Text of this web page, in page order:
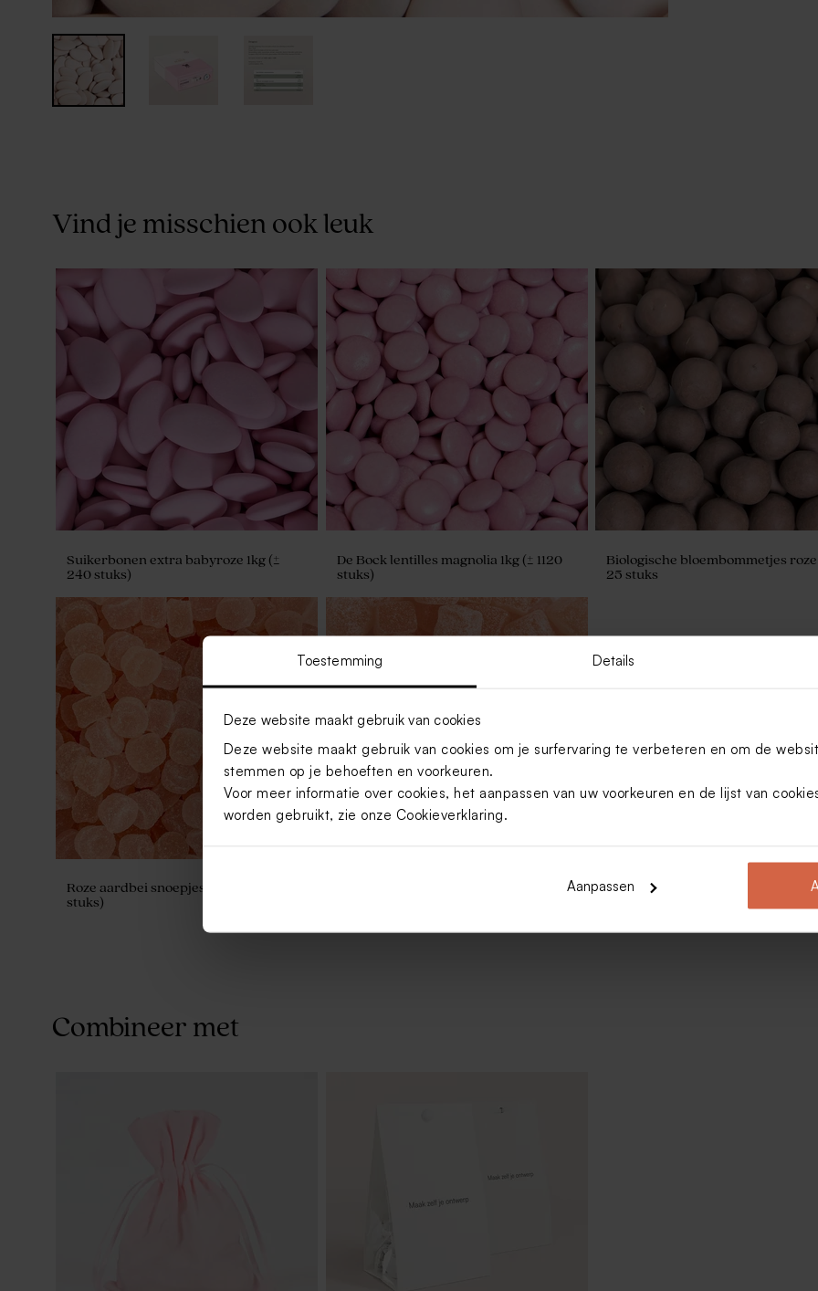
Toestemming Details
Deze website maakt gebruik van cookies
Deze website maakt gebruik van cookies om je surfervaring te verbeteren en om de
stemmen op je behoeften en voorkeuren.
Voor meer informatie over cookies, het aanpassen van uw voorkeuren en de lijst van
worden gebruikt, zie onze Cookieverklaring.
Aanpassen
Vind je misschien ook leuk
Suikerbonen extra babyroze 1kg (±
240 stuks)
De Bock lentilles magnolia 1kg (± 1120
stuks)
Biologische bloembommetjes
25 stuks
Roze aardbei snoepjes 1kg (± 625
stuks)
Combineer met